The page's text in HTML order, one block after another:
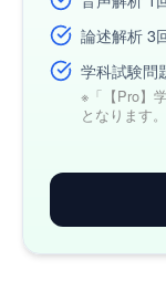
論述解析 3
学科試験問
※「【Pro】
となります。